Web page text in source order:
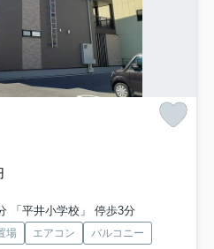
「平井小学校」 停歩3分
場 エアコン
バルコニー